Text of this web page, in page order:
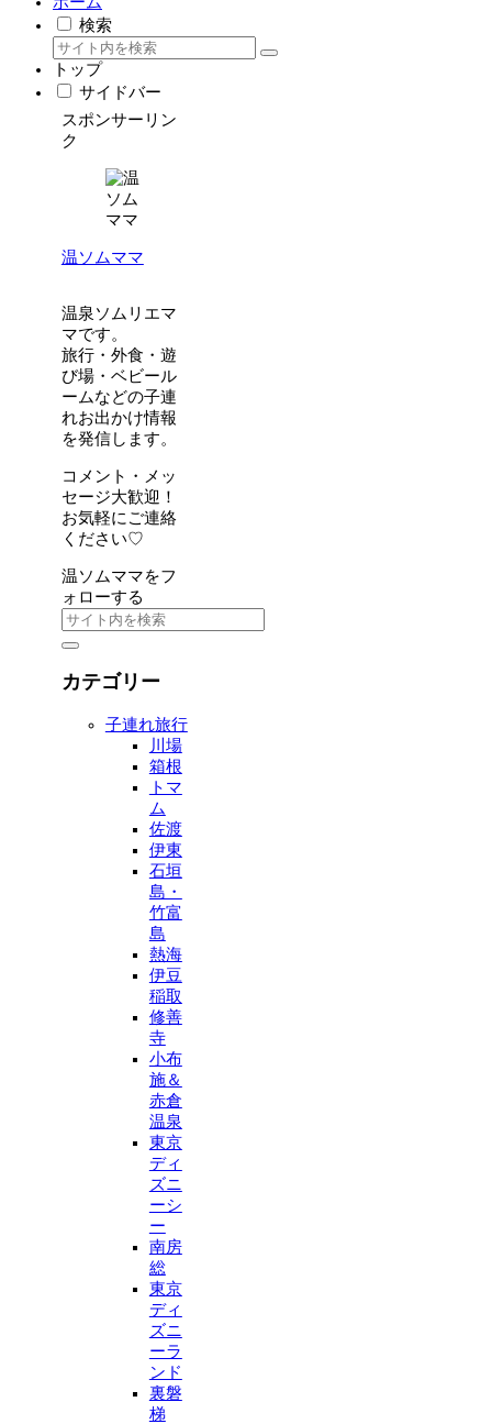
検索
トップ
サイドバー
スポンサーリン
ク
温ソムママ
温泉ソムリエマ
マです。
旅行・外食・遊
び場・ベビール
ームなどの子連
れお出かけ情報
を発信します。
コメント・メッ
セージ大歓迎！
お気軽にご連絡
ください♡
温ソムママをフ
ォローする
カテゴリー
子連れ旅行
川場
箱根
トマ
ム
佐渡
伊東
石垣
島・
竹富
島
熱海
伊豆
稲取
修善
寺
小布
施＆
赤倉
温泉
東京
ディ
ズニ
ーシ
ー
南房
総
東京
ディ
ズニ
ーラ
ンド
裏磐
梯